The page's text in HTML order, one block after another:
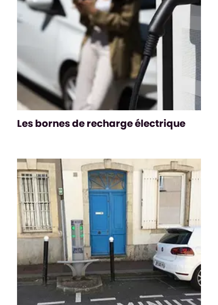
Les bornes de recharge électrique